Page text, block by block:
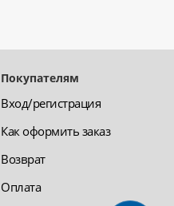
Покупателям
Вход/регистрация
Как оформить заказ
Возврат
Оплата